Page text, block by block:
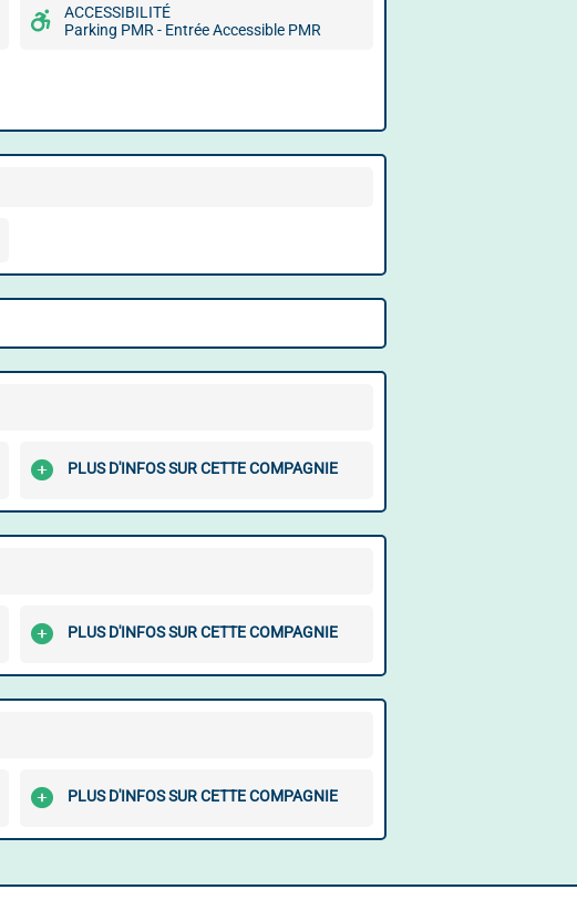
ACCESSIBILITÉ
Parking PMR - Entrée Accessible PMR
PLUS D'INFOS SUR CETTE COMPAGNIE
PLUS D'INFOS SUR CETTE COMPAGNIE
PLUS D'INFOS SUR CETTE COMPAGNIE